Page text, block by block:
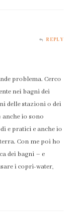
REPLY
problema. Cerco
nei bagni dei
delle stazioni o dei
io sono
e pratici e anche io
Con me poi ho
dei bagni – e
i copri-water,